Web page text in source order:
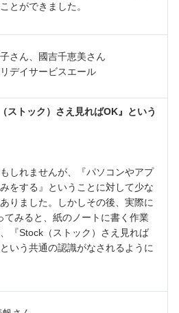
とができました。
さん、國吉千恵美さん
デイサービスエール
ストック）さえ見ればOK』という
しれませんが、『パソコンやアプ
をする』ということに対して少な
りました。しかしその後、実際に
てみると、紙のノートに書く作業
『Stock（ストック）さえ見れば
いう共通の認識がなされるように